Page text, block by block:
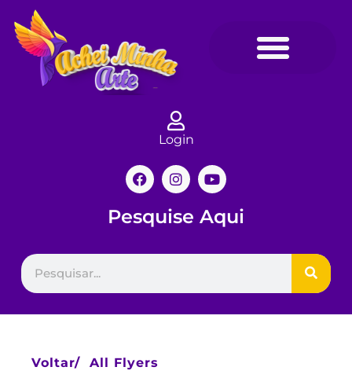
Login
Pesquise Aqui
Voltar/ All Flyers